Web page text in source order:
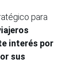
para
interés por
sus